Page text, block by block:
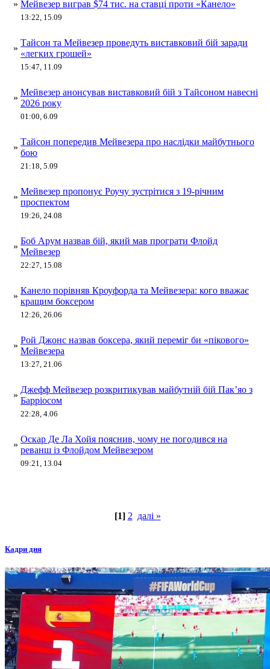
» Мейвезер виграв $74 тис. на ставці проти «Канело»
13:22, 15.09
»
Тайсон та Мейвезер проведуть виставковий бій заради
«легких грошей»
15:47, 11.09
»
Мейвезер анонсував виставковий бій з Тайсоном навесні
2026 року
01:00, 6.09
»
Тайсон попередив Мейвезера про наслідки майбутнього
бою
21:18, 5.09
»
Мейвезер пропонує Роучу зустрітися з 19-річним
проспектом
19:26, 24.08
»
Боб Арум назвав бій, який мав програти Флойд
Мейвезер
22:27, 15.08
»
Канело порівняв Кроуфорда та Мейвезера: кого вважає
кращим боксером
12:26, 26.06
»
Рой Джонс назвав боксера, який переміг би «пікового»
Мейвезера
13:27, 21.06
»
Джефф Мейвезер розкритикував майбутній бій Пак’яо з
Барріосом
22:28, 4.06
»
Оскар Де Ла Хойя пояснив, чому не погодився на
реванш із Флойдом Мейвезером
09:21, 13.04
[1] 2 далі »
Кадри дня